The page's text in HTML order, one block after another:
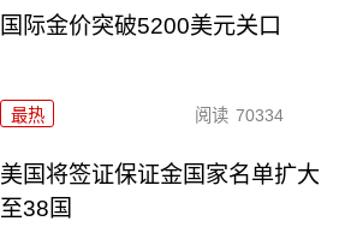
国际金价突破5200美元关口
最热 阅读 70334
美国将签证保证金国家名单扩大
至38国